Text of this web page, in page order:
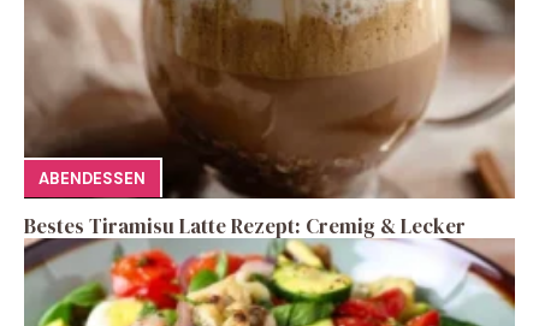
ABENDESSEN
Bestes Tiramisu Latte Rezept: Cremig & Lecker